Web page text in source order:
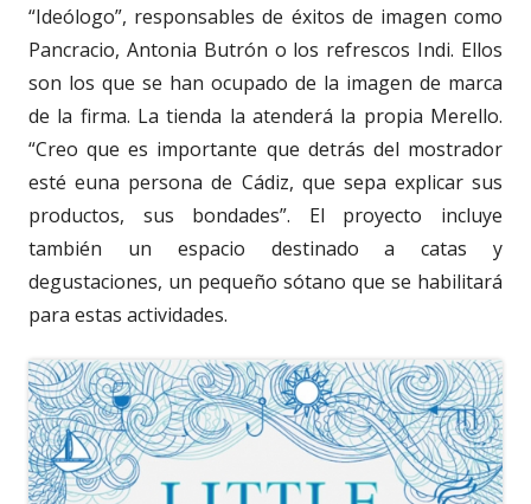
“Ideólogo”, responsables de éxitos de imagen como
Pancracio, Antonia Butrón o los refrescos Indi. Ellos
son los que se han ocupado de la imagen de marca
de la firma. La tienda la atenderá la propia Merello.
“Creo que es importante que detrás del mostrador
esté euna persona de Cádiz, que sepa explicar sus
productos, sus bondades”. El proyecto incluye
también un espacio destinado a catas y
degustaciones, un pequeño sótano que se habilitará
para estas actividades.